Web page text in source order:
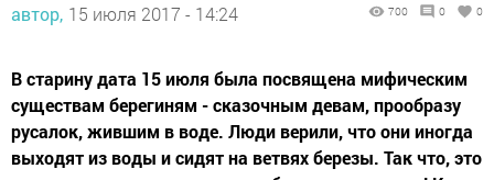
автор, 15 июля 2017 - 14:24 700 0 0
В старину дата 15 июля была посвящена мифическим
существам берегиням - сказочным девам, прообразу
русалок, жившим в воде. Люди верили, что они иногда
выходят из воды и сидят на ветвях березы. Так что, это